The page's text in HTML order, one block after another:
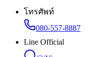
โทรศัพท์
080-557-8887
Line Official